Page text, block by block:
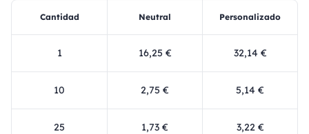
Cantidad Neutral Personalizado
1 16,25 € 32,14 €
10 2,75 € 5,14 €
25 1,73 € 3,22 €